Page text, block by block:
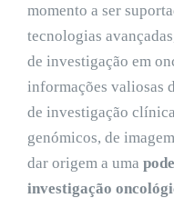
momento a ser
tecnologias
de investigação em
informações valiosas
de investigação
genómicos, de
dar origem a uma
investigação